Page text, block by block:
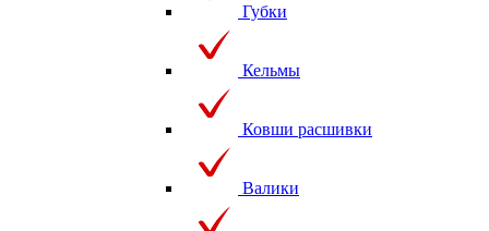
Губки
Кельмы
Ковши расшивки
Валики